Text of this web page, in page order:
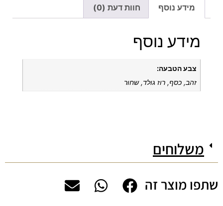
מידע נוסף חוות דעת (0)
מידע נוסף
צבע הטבעה:
זהב, כסף, רוז גולד, שחור
משלוחים
שתפו מוצר זה